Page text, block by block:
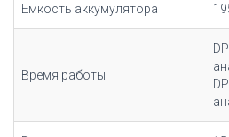
Емкость аккумулятора
Время работы